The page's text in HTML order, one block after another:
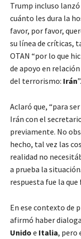
Trump incluso lanzó
cuánto les dura la
favor, por favor,
su línea de críticas,
OTAN “por lo que
de apoyo en
del terrorismo: Irán”.
Aclaró que, “para
Irán con el
previamente. No
hecho, tal vez las
realidad no
a prueba la
respuesta fue la que
En ese contexto de
afirmó haber
Unido e Italia, pero